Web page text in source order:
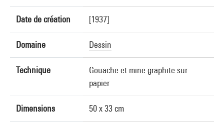
Date de création [1937]
Domaine Dessin
Technique
Gouache et mine graphite sur
papier
Dimensions 50 x 33 cm